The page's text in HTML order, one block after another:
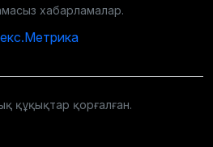
хабарламалар.
құқықтар қорғалған.